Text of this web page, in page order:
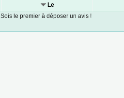
Le
Sois le premier à déposer un avis !